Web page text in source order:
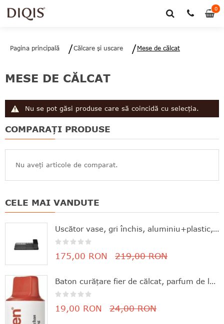
00
Pagina principală Călcare şi uscare Mese de călcat
MESE DE CĂLCAT
Nu se pot găsi produse care să coincidă cu selecția.
COMPARAȚI PRODUSE
Nu aveți articole de comparat.
CELE MAI VANDUTE
Uscător vase, gri închis, aluminiu+plastic, 46.3x20x12.6 cm, Brabantia - 8710755117268
175,00 RON 219,00 RON
Baton curăţare fier de călcat, parfum de lămâie, 11.8x3 cm, Rayen - 8412955061630
19,00 RON 24,00 RON